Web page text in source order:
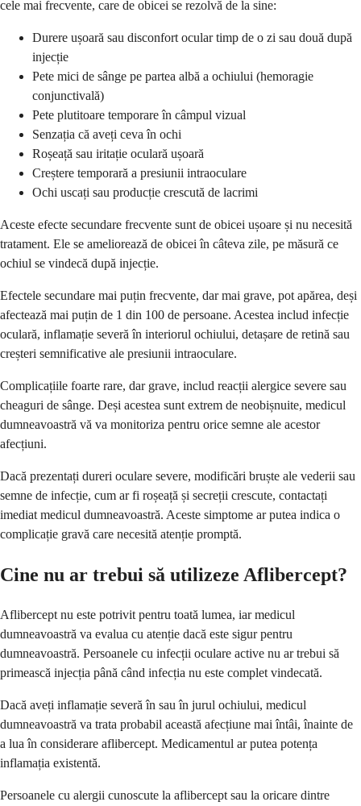
cele mai frecvente, care de obicei se rezolvă de la sine:
Durere ușoară sau disconfort ocular timp de o zi sau două după
injecție
Pete mici de sânge pe partea albă a ochiului (hemoragie
conjunctivală)
Pete plutitoare temporare în câmpul vizual
Senzația că aveți ceva în ochi
Roșeață sau iritație oculară ușoară
Creștere temporară a presiunii intraoculare
Ochi uscați sau producție crescută de lacrimi
Aceste efecte secundare frecvente sunt de obicei ușoare și nu necesită
tratament. Ele se ameliorează de obicei în câteva zile, pe măsură ce
ochiul se vindecă după injecție.
Efectele secundare mai puțin frecvente, dar mai grave, pot apărea, deși
afectează mai puțin de 1 din 100 de persoane. Acestea includ infecție
oculară, inflamație severă în interiorul ochiului, detașare de retină sau
creșteri semnificative ale presiunii intraoculare.
Complicațiile foarte rare, dar grave, includ reacții alergice severe sau
cheaguri de sânge. Deși acestea sunt extrem de neobișnuite, medicul
dumneavoastră vă va monitoriza pentru orice semne ale acestor
afecțiuni.
Dacă prezentați dureri oculare severe, modificări bruște ale vederii sau
semne de infecție, cum ar fi roșeață și secreții crescute, contactați
imediat medicul dumneavoastră. Aceste simptome ar putea indica o
complicație gravă care necesită atenție promptă.
Cine nu ar trebui să utilizeze Aflibercept?
Aflibercept nu este potrivit pentru toată lumea, iar medicul
dumneavoastră va evalua cu atenție dacă este sigur pentru
dumneavoastră. Persoanele cu infecții oculare active nu ar trebui să
primească injecția până când infecția nu este complet vindecată.
Dacă aveți inflamație severă în sau în jurul ochiului, medicul
dumneavoastră va trata probabil această afecțiune mai întâi, înainte de
a lua în considerare aflibercept. Medicamentul ar putea potența
inflamația existentă.
Persoanele cu alergii cunoscute la aflibercept sau la oricare dintre